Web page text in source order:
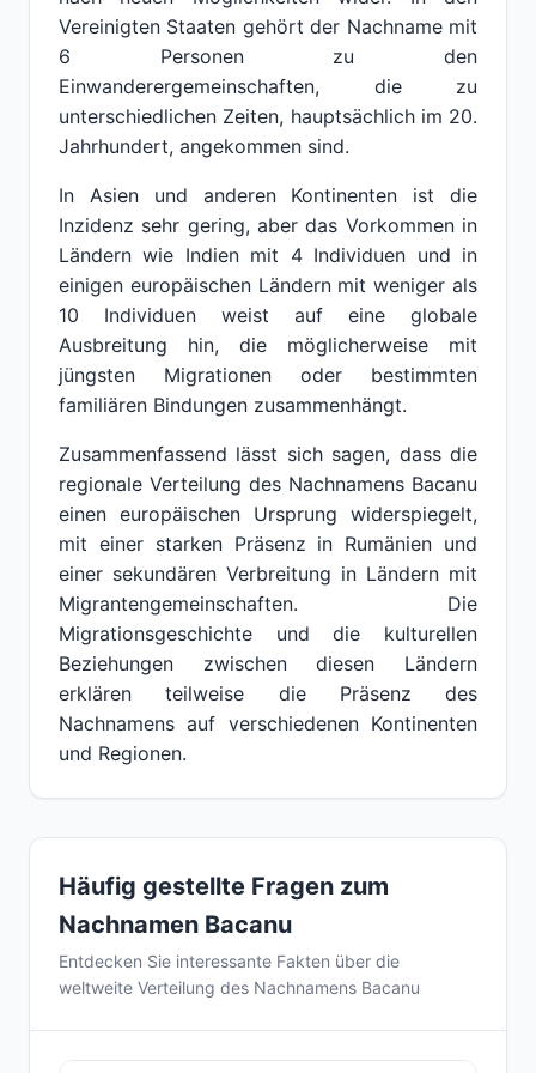
Vereinigten Staaten gehört der Nachname mit
6 Personen zu den
Einwanderergemeinschaften, die zu
unterschiedlichen Zeiten, hauptsächlich im 20.
Jahrhundert, angekommen sind.
In Asien und anderen Kontinenten ist die
Inzidenz sehr gering, aber das Vorkommen in
Ländern wie Indien mit 4 Individuen und in
einigen europäischen Ländern mit weniger als
10 Individuen weist auf eine globale
Ausbreitung hin, die möglicherweise mit
jüngsten Migrationen oder bestimmten
familiären Bindungen zusammenhängt.
Zusammenfassend lässt sich sagen, dass die
regionale Verteilung des Nachnamens Bacanu
einen europäischen Ursprung widerspiegelt,
mit einer starken Präsenz in Rumänien und
einer sekundären Verbreitung in Ländern mit
Migrantengemeinschaften. Die
Migrationsgeschichte und die kulturellen
Beziehungen zwischen diesen Ländern
erklären teilweise die Präsenz des
Nachnamens auf verschiedenen Kontinenten
und Regionen.
Häufig gestellte Fragen zum
Nachnamen Bacanu
Entdecken Sie interessante Fakten über die
weltweite Verteilung des Nachnamens Bacanu